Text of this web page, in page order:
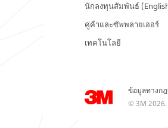
นักลงทุนสัมพันธ์
คู่ค้าและซัพพลายเออร์
เทคโนโลยี
ข้อมูลทางก
© 3M